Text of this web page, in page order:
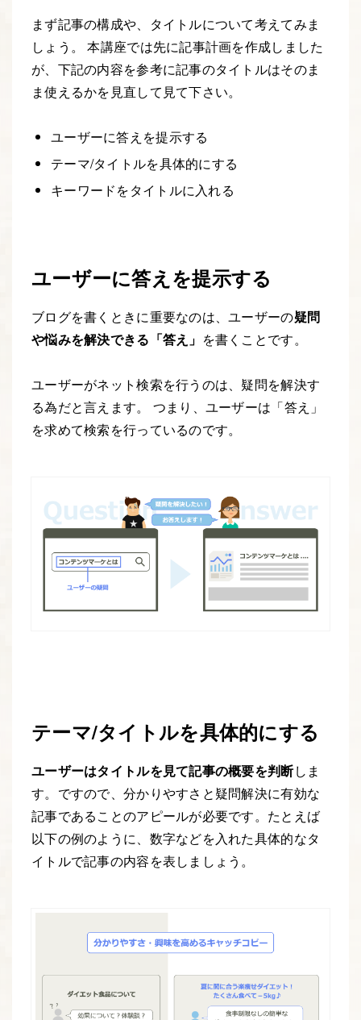
まず記事の構成や、タイトルについて考えてみま
しょう。 本講座では先に記事計画を作成しました
が、下記の内容を参考に記事のタイトルはそのま
ま使えるかを見直して見て下さい。
ユーザーに答えを提示する
テーマ/タイトルを具体的にする
キーワードをタイトルに入れる
ユーザーに答えを提示する
ブログを書くときに重要なのは、ユーザーの疑問
や悩みを解決できる「答え」 を書くことです。
ユーザーがネット検索を行うのは、疑問を解決す
る為だと言えます。 つまり、ユーザーは「答え」
を求めて検索を行っているのです。
テーマ/タイトルを具体的にする
ユーザーはタイトルを見て記事の概要を判断しま
す。ですので、分かりやすさと疑問解決に有効な
記事であることのアピールが必要です。たとえば
以下の例のように、数字などを入れた具体的なタ
イトルで記事の内容を表しましょう。